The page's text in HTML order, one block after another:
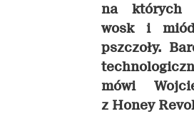
na których
wosk i
pszczoły.
mówi
z Honey